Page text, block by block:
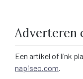
Adverteren
Een artikel of link
napiseo.com